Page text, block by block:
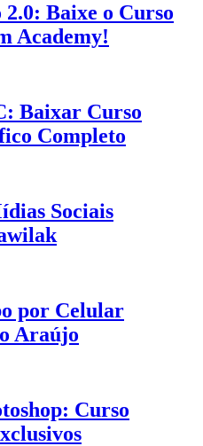
Baixe o Curso
Academy!
Baixar Curso
Completo
Sociais
por Celular
Araújo
Curso